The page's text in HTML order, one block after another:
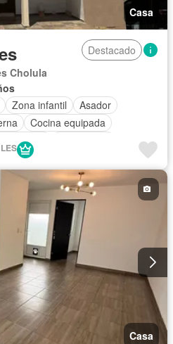
Casa
Destacado
Cholula
Zona infantil
Asador
Cocina equipada
Limpieza
Recámara con closet
Sin amueblar
Casa